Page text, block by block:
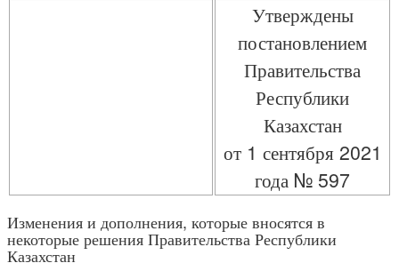
Утверждены
постановлением
Правительства
Республики
Казахстан
от 1 сентября 2021
года № 597
Изменения и дополнения, которые вносятся в
некоторые решения Правительства Республики
Казахстан